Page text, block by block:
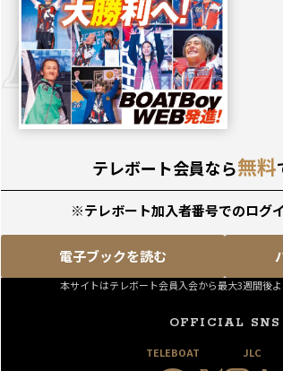
テレボート会員なら無料
※テレボート加入者番号でのログ
電子ブックを読む
本サイトはテレボート会員入会から最大3週間後よ
OFFICIAL SNS
TELEBOAT JLC